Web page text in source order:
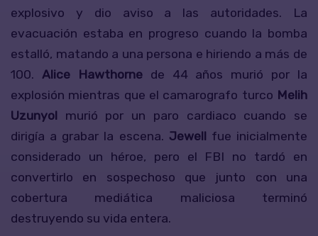
explosivo y dio aviso a las autoridades. La
evacuación estaba en progreso cuando la bomba
estalló, matando a una persona e hiriendo a más de
100. Alice Hawthornede 44 años murió por la
explosión mientras que el camarografo turco Melih
Uzunyol murió por un paro cardiaco cuando se
dirigía a grabar la escena. Jewell fue inicialmente
considerado un héroe, pero el FBI no tardó en
convertirlo en sospechoso que junto con una
cobertura mediática maliciosa terminó
destruyendo su vida entera.